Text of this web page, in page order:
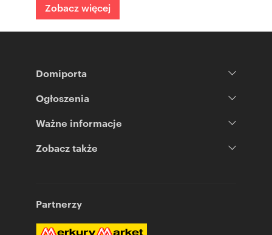
Zobacz więcej
Domiporta
Ogłoszenia
Ważne informacje
Zobacz także
Partnerzy